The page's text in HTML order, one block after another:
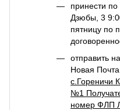
принести
Дзюбы, 3
пятницу по
отправить
Новая
с.Гореничи
№1
номер ФЛП